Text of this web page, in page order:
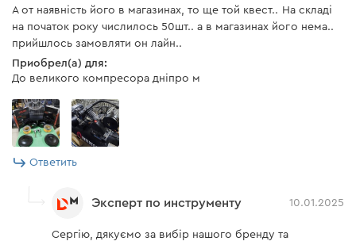
А от наявність його в магазинах, то ще той квест.. На складі
на початок року числилось 50шт.. а в магазинах його нема..
прийшлось замовляти он лайн..
Приобрел(а) для:
До великого компресора дніпро м
Ответить
Эксперт по инструменту 10.01.2025
Сергію, дякуємо за вибір нашого бренду та